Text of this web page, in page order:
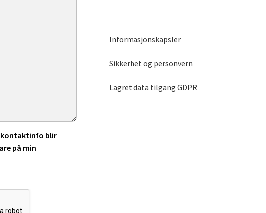
blir
på min
Informasjonskapsler
Sikkerhet og personvern
Lagret data tilgang GDPR